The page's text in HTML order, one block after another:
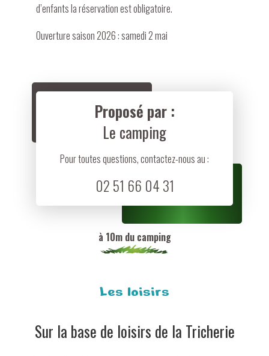
d’enfants la réservation est obligatoire.
Ouverture saison 2026 : samedi 2 mai
Proposé par :
Le camping
Pour toutes questions, contactez-nous au :
02 51 66 04 31
à 10m du camping
Les loisirs
Sur la base de loisirs de la Tricherie